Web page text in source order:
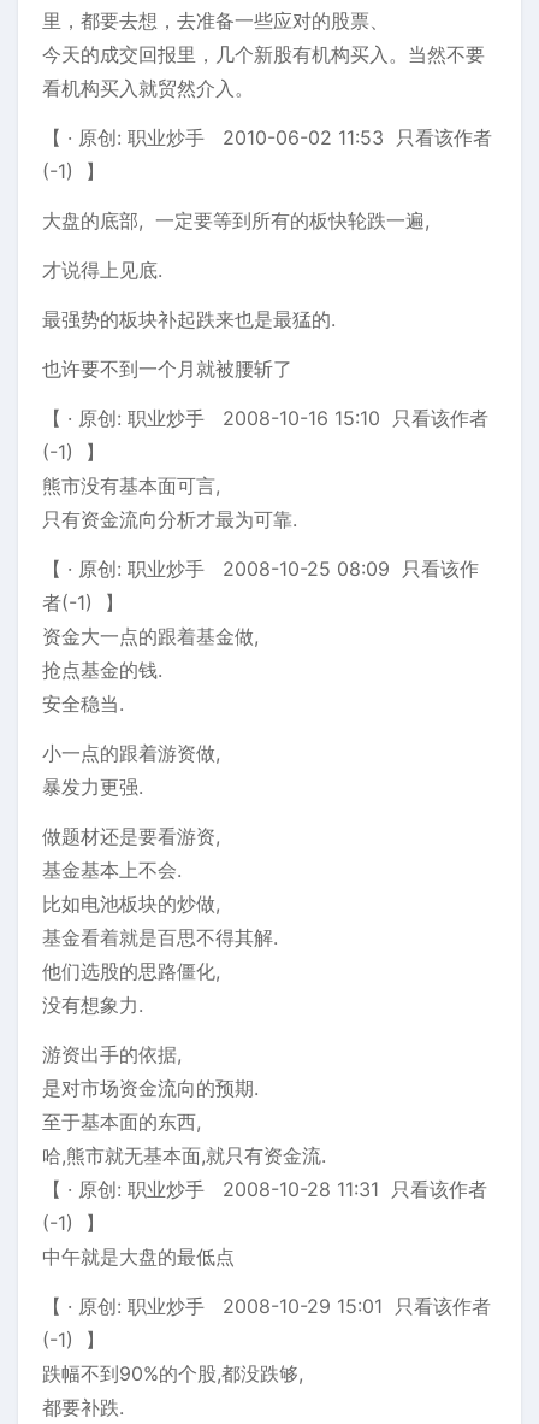
里，都要去想，去准备一些应对的股票、
今天的成交回报里，几个新股有机构买入。当然不要
看机构买入就贸然介入。
【 · 原创: 职业炒手 2010-06-02 11:53 只看该作者
(-1) 】
大盘的底部, 一定要等到所有的板快轮跌一遍,
才说得上见底.
最强势的板块补起跌来也是最猛的.
也许要不到一个月就被腰斩了
【 · 原创: 职业炒手 2008-10-16 15:10 只看该作者
(-1) 】
熊市没有基本面可言,
只有资金流向分析才最为可靠.
【 · 原创: 职业炒手 2008-10-25 08:09 只看该作
者(-1) 】
资金大一点的跟着基金做,
抢点基金的钱.
安全稳当.
小一点的跟着游资做,
暴发力更强.
做题材还是要看游资,
基金基本上不会.
比如电池板块的炒做,
基金看着就是百思不得其解.
他们选股的思路僵化,
没有想象力.
游资出手的依据,
是对市场资金流向的预期.
至于基本面的东西,
哈,熊市就无基本面,就只有资金流.
【 · 原创: 职业炒手 2008-10-28 11:31 只看该作者
(-1) 】
中午就是大盘的最低点
【 · 原创: 职业炒手 2008-10-29 15:01 只看该作者
(-1) 】
跌幅不到90%的个股,都没跌够,
都要补跌.